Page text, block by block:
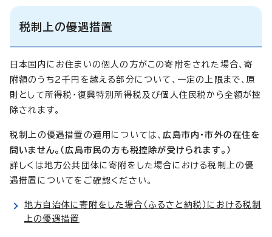
税制上の優遇措置
日本国内にお住まいの個人の方がこの寄附をされた場合、寄
附額のうち2千円を越える部分について、一定の上限まで、原
則として所得税・復興特別所得税及び個人住民税から全額が控
除されます。
税制上の優遇措置の適用については、 広島市内・市外の在住を
問いません。（広島市民の方も税控除が受けられます。）
詳しくは地方公共団体に寄附をした場合における税制上の優
遇措置についてをご確認ください。
地方自治体に寄附をした場合（ふるさと納税）における税制
上の優遇措置